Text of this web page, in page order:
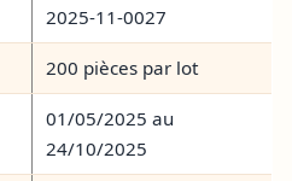
2025-11-0027
200 pièces par lot
01/05/2025 au
24/10/2025